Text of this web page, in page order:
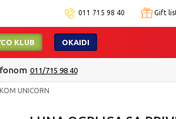
011 715 98 40 Gift
KLUB OKAIDI
011/715 98 40
UNICORN